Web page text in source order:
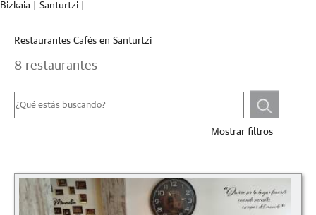
Bizkaia
Santurtzi
Restaurantes Cafés en Santurtzi
8 restaurantes
Mostrar filtros